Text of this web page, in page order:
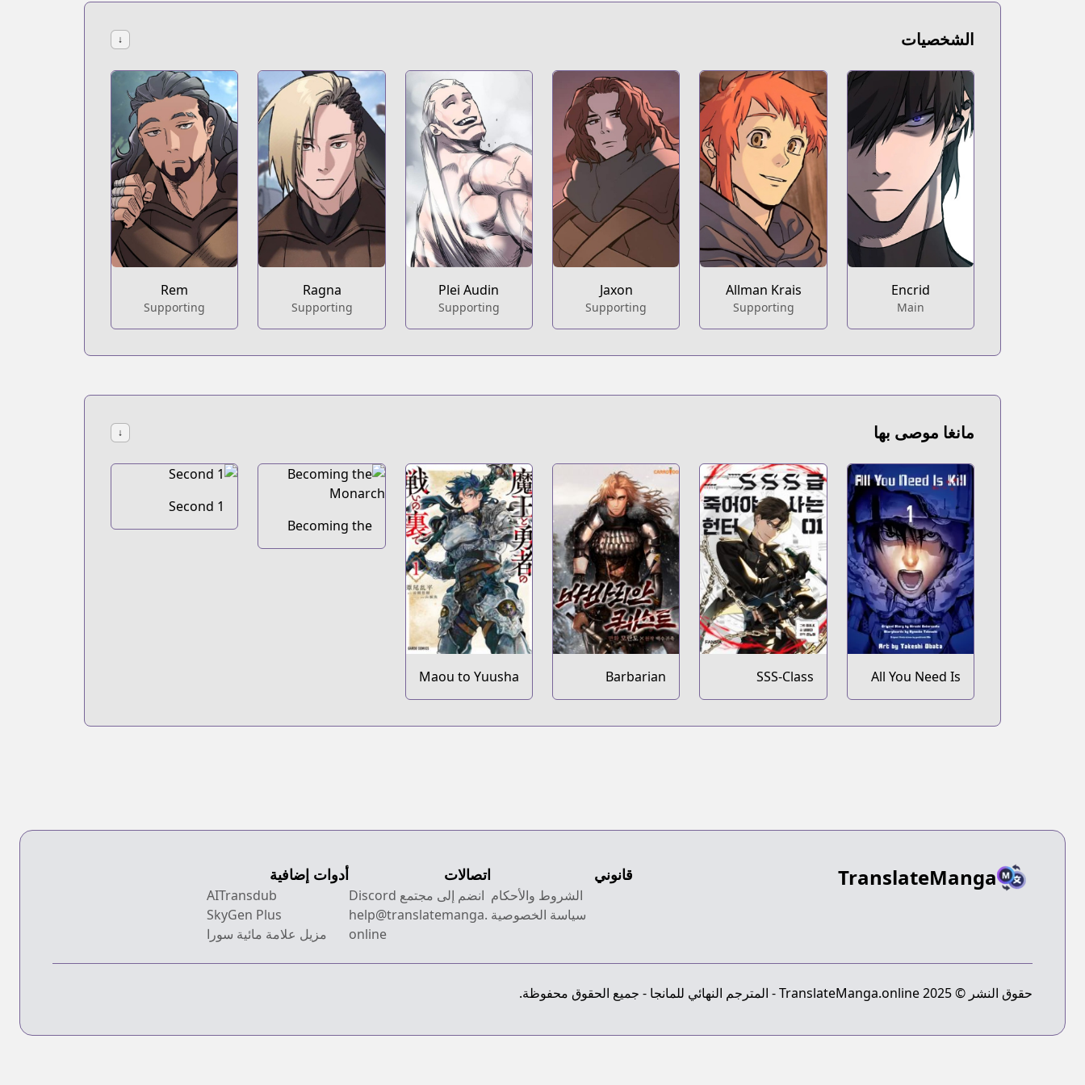
https://series.naver.com/comic/detail.series?productNo=11090999
الشخصيات ↓
Encrid
Main
Allman Krais
Supporting
Jaxon
Supporting
Plei Audin
Supporting
Ragna
Supporting
Rem
Supporting
مانغا موصى بها ↓
All You Need Is
Kill
SSS-Class
Revival Hunter
Barbarian
Quest
Maou to Yuusha
no Tatakai no
Becoming the
Monarch
1 Second
TranslateManga قانوني
الشروط والأحكام
سياسة الخصوصية
اتصالات
انضم إلى مجتمع Discord
help@translatemanga.
online
أدوات إضافية
AITransdub
SkyGen Plus
مزيل علامة مائية سورا
حقوق النشر © 2025 TranslateManga.online - المترجم النهائي للمانجا - جميع الحقوق محفوظة.